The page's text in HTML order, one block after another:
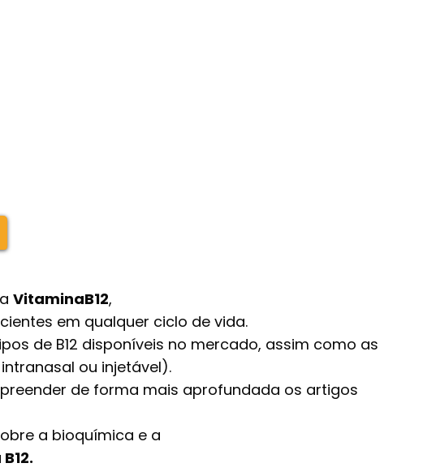
VitaminaB12,
em qualquer ciclo de vida.
de B12 disponíveis no mercado, assim como as
ou injetável).
de forma mais aprofundada os artigos
a bioquímica e a